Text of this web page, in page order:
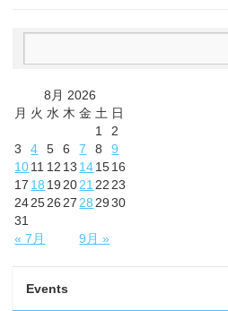
8月 2026
月 火 水 木 金 土 日
« 7月 9月 »
1
2
3
4 5 6 7 8
9
1011 12 13 141516
17 18 19 2021 22 23
242526 27 28 29 30
31
Events